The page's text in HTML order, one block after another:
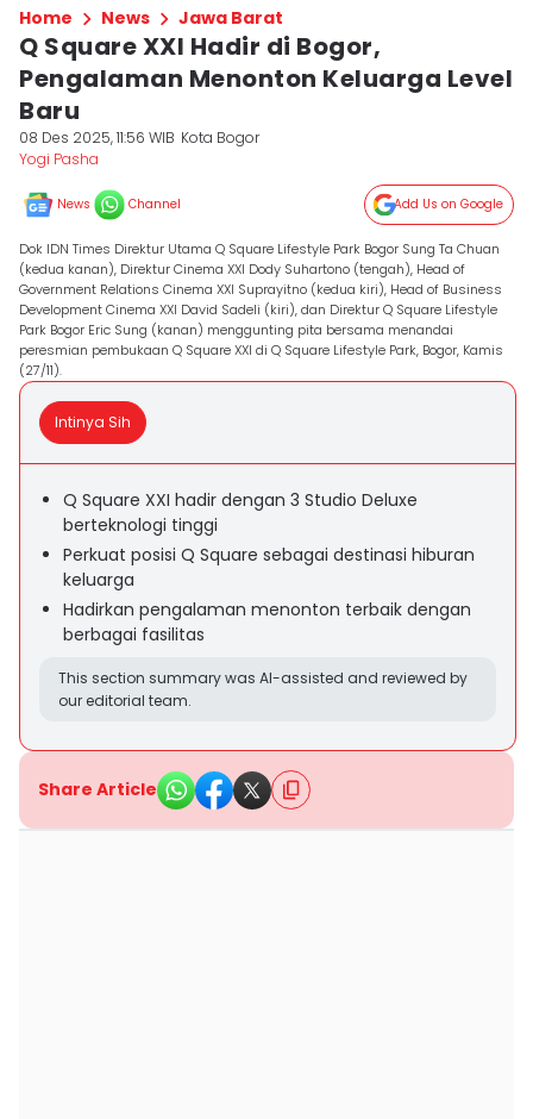
Home News Jawa Barat
Q Square XXI Hadir di Bogor,
Pengalaman Menonton Keluarga Level
Baru
08 Des 2025, 11:56 WIB Kota Bogor
Yogi Pasha
News Channel Add Us on Google
Dok IDN Times Direktur Utama Q Square Lifestyle Park Bogor Sung Ta Chuan
(kedua kanan), Direktur Cinema XXI Dody Suhartono (tengah), Head of
Government Relations Cinema XXI Suprayitno (kedua kiri), Head of Business
Development Cinema XXI David Sadeli (kiri), dan Direktur Q Square Lifestyle
Park Bogor Eric Sung (kanan) menggunting pita bersama menandai
peresmian pembukaan Q Square XXI di Q Square Lifestyle Park, Bogor, Kamis
(27/11).
Intinya Sih
Q Square XXI hadir dengan 3 Studio Deluxe
berteknologi tinggi
Perkuat posisi Q Square sebagai destinasi hiburan
keluarga
Hadirkan pengalaman menonton terbaik dengan
berbagai fasilitas
This section summary was AI-assisted and reviewed by
our editorial team.
Share Article